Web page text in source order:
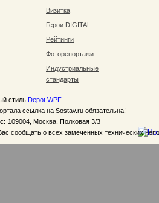
Визитка
Герои DIGITAL
Рейтинги
Фоторепортажи
Индустриальные
стандарты
стиль Depot WPF
ссылка на Sostav.ru обязательна!
109004, Москва, Полковая 3/3
сообщать о всех замеченных технических